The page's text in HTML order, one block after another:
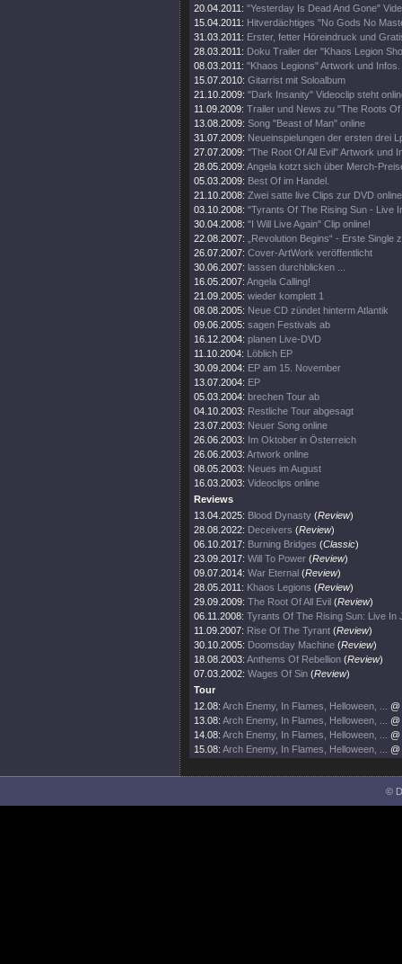
20.04.2011: "Yesterday Is Dead And Gone"
15.04.2011: Hitverdächtiges "No Gods No
31.03.2011: Erster, fetter Höreindruck und
28.03.2011: Doku Trailer der "Khaos Legion
08.03.2011: "Khaos Legions" Artwork und Infos.
15.07.2010: Gitarrist mit Soloalbum
21.10.2009: "Dark Insanity" Videoclip steht
11.09.2009: Trailer und News zu "The Roots Of
13.08.2009: Song "Beast of Man" online
31.07.2009: Neueinspielungen der ersten drei
27.07.2009: "The Root Of All Evil" Artwork und
28.05.2009: Angela kotzt sich über Merch-
05.03.2009: Best Of im Handel.
21.10.2008: Zwei satte live Clips zur DVD
03.10.2008: "Tyrants Of The Rising Sun - Live
30.04.2008: "I Will Live Again" Clip online!
22.08.2007:
„Revolution Begins“ - Erste Single
26.07.2007: Cover-ArtWork veröffentlicht
30.06.2007: lassen durchblicken ...
16.05.2007: Angela Calling!
21.09.2005: wieder komplett 1
08.08.2005: Neue CD zündet hinterm Atlantik
09.06.2005: sagen Festivals ab
16.12.2004: planen Live-DVD
11.10.2004: Löblich EP
30.09.2004: EP am 15. November
13.07.2004: EP
05.03.2004: brechen Tour ab
04.10.2003: Restliche Tour abgesagt
23.07.2003: Neuer Song online
26.06.2003: Im Oktober in Österreich
26.06.2003: Artwork online
08.05.2003: Neues im August
16.03.2003: Videoclips online
Reviews
13.04.2025: Blood Dynasty (Review)
28.08.2022: Deceivers (Review)
06.10.2017: Burning Bridges (Classic)
23.09.2017: Will To Power (Review)
09.07.2014: War Eternal (Review)
28.05.2011: Khaos Legions (Review)
29.09.2009: The Root Of All Evil (Review)
06.11.2008: Tyrants Of The Rising Sun: Live In
11.09.2007: Rise Of The Tyrant (Review)
30.10.2005: Doomsday Machine (Review)
18.08.2003: Anthems Of Rebellion (Review)
07.03.2002: Wages Of Sin (Review)
Tour
12.08: Arch Enemy, In Flames, Helloween, ...
13.08: Arch Enemy, In Flames, Helloween, ...
14.08: Arch Enemy, In Flames, Helloween, ...
15.08: Arch Enemy, In Flames, Helloween, ...
©